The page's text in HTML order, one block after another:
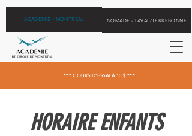
ACADÉMIE - MONTRÉAL NOMADE - LAVAL/TERREBONNE
*** COURS D'ESSAI À 10 $ ***
HORAIRE ENFANTS